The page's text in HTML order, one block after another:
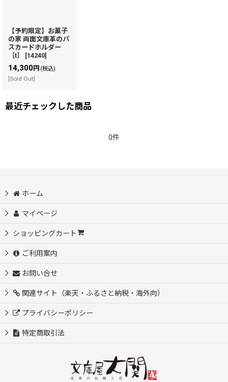
【予約限定】お菓子
の家 両面文庫革のパ
スカードホルダー
［t］
[14240]
14,300円 (税込)
[Sold Out]
最近チェックした商品
0件
ホーム
マイページ
ショッピングカート
ご利用案内
お問い合せ
関連サイト（楽天・ふるさと納税・海外向）
プライバシーポリシー
特定商取引法